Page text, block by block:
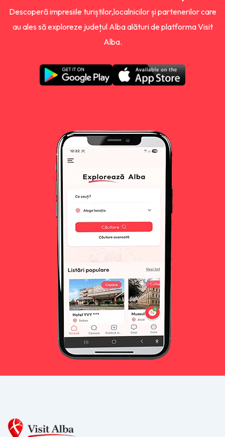
Descoperă impresiile turiștilor,localnicilor și partenerilor care
au ales să exploreze județul Alba alături de platforma Visit
Alba.